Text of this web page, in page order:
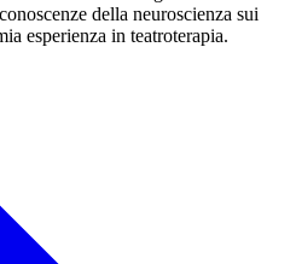
della neuroscienza sui
esperienza in teatroterapia.